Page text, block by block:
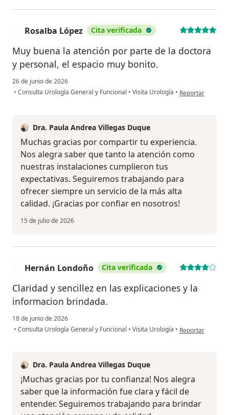
Rosalba López Cita verificada
Muy buena la atención por parte de la doctora
y personal, el espacio muy bonito.
26 de junio de 2026
• Consulta Urología General y Funcional • Visita Urología • en opinión del
Reportar
Dra. Paula Andrea Villegas Duque
Muchas gracias por compartir tu experiencia.
Nos alegra saber que tanto la atención como
nuestras instalaciones cumplieron tus
expectativas. Seguiremos trabajando para
ofrecer siempre un servicio de la más alta
calidad. ¡Gracias por confiar en nosotros!
15 de julio de 2026
Hernán Londoño Cita verificada
Claridad y sencillez en las explicaciones y la
informacion brindada.
18 de junio de 2026
• Consulta Urología General y Funcional • Visita Urología • en opinión del
Reportar
Dra. Paula Andrea Villegas Duque
¡Muchas gracias por tu confianza! Nos alegra
saber que la información fue clara y fácil de
entender. Seguiremos trabajando para brindar